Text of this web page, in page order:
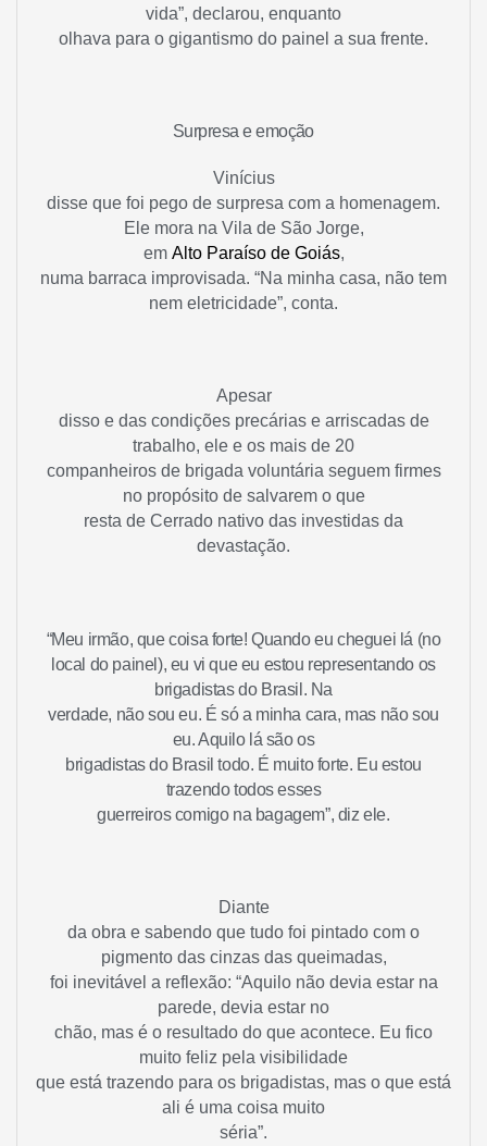
vida”, declarou, enquanto
olhava para o gigantismo do painel a sua frente.
Surpresa e emoção
Vinícius
disse que foi pego de surpresa com a homenagem.
Ele mora na Vila de São Jorge,
em Alto Paraíso de Goiás,
numa barraca improvisada. “Na minha casa, não tem
nem eletricidade”, conta.
Apesar
disso e das condições precárias e arriscadas de
trabalho, ele e os mais de 20
companheiros de brigada voluntária seguem firmes
no propósito de salvarem o que
resta de Cerrado nativo das investidas da
devastação.
“Meu irmão, que coisa forte! Quando eu cheguei lá (no
local do painel), eu vi que eu estou representando os
brigadistas do Brasil. Na
verdade, não sou eu. É só a minha cara, mas não sou
eu. Aquilo lá são os
brigadistas do Brasil todo. É muito forte. Eu estou
trazendo todos esses
guerreiros comigo na bagagem”, diz ele.
Diante
da obra e sabendo que tudo foi pintado com o
pigmento das cinzas das queimadas,
foi inevitável a reflexão: “Aquilo não devia estar na
parede, devia estar no
chão, mas é o resultado do que acontece. Eu fico
muito feliz pela visibilidade
que está trazendo para os brigadistas, mas o que está
ali é uma coisa muito
séria”.